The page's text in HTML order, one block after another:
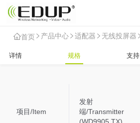
首页 产品中心 适配器 无线投屏器
详情 规格 支持
项目/Item
发射
端/Transmitter